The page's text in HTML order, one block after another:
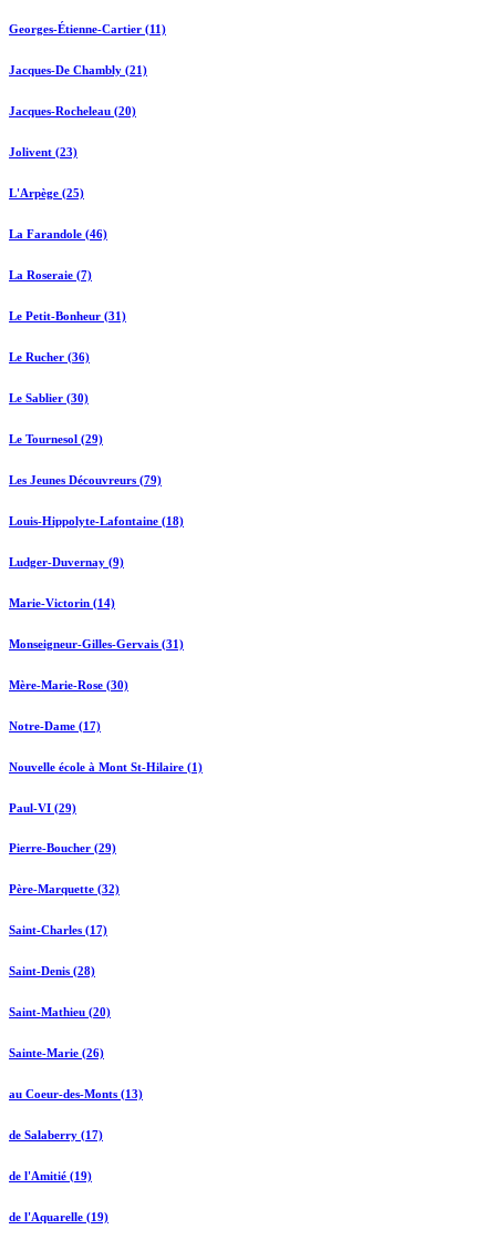
Georges-Étienne-Cartier (11)
Jacques-De Chambly (21)
Jacques-Rocheleau (20)
Jolivent (23)
L'Arpège (25)
La Farandole (46)
La Roseraie (7)
Le Petit-Bonheur (31)
Le Rucher (36)
Le Sablier (30)
Le Tournesol (29)
Les Jeunes Découvreurs (79)
Louis-Hippolyte-Lafontaine (18)
Ludger-Duvernay (9)
Marie-Victorin (14)
Monseigneur-Gilles-Gervais (31)
Mère-Marie-Rose (30)
Notre-Dame (17)
Nouvelle école à Mont St-Hilaire (1)
Paul-VI (29)
Pierre-Boucher (29)
Père-Marquette (32)
Saint-Charles (17)
Saint-Denis (28)
Saint-Mathieu (20)
Sainte-Marie (26)
au Coeur-des-Monts (13)
de Salaberry (17)
de l'Amitié (19)
de l'Aquarelle (19)